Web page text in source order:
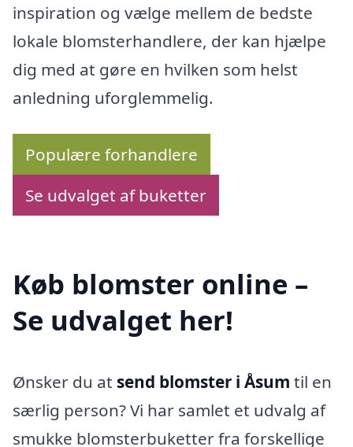
inspiration og vælge mellem de bedste
lokale blomsterhandlere, der kan hjælpe
dig med at gøre en hvilken som helst
anledning uforglemmelig.
Populære forhandlere
Se udvalget af buketter
Køb blomster online –
Se udvalget her!
Ønsker du at send blomster i Åsum til en
særlig person? Vi har samlet et udvalg af
smukke blomsterbuketter fra forskellige